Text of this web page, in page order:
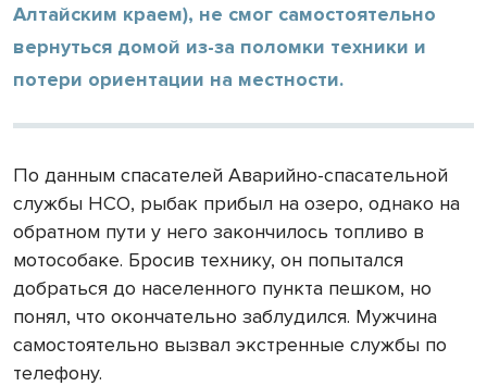
Алтайским краем), не смог самостоятельно
вернуться домой из-за поломки техники и
потери ориентации на местности.
По данным спасателей Аварийно-спасательной
службы НСО, рыбак прибыл на озеро, однако на
обратном пути у него закончилось топливо в
мотособаке. Бросив технику, он попытался
добраться до населенного пункта пешком, но
понял, что окончательно заблудился. Мужчина
самостоятельно вызвал экстренные службы по
телефону.